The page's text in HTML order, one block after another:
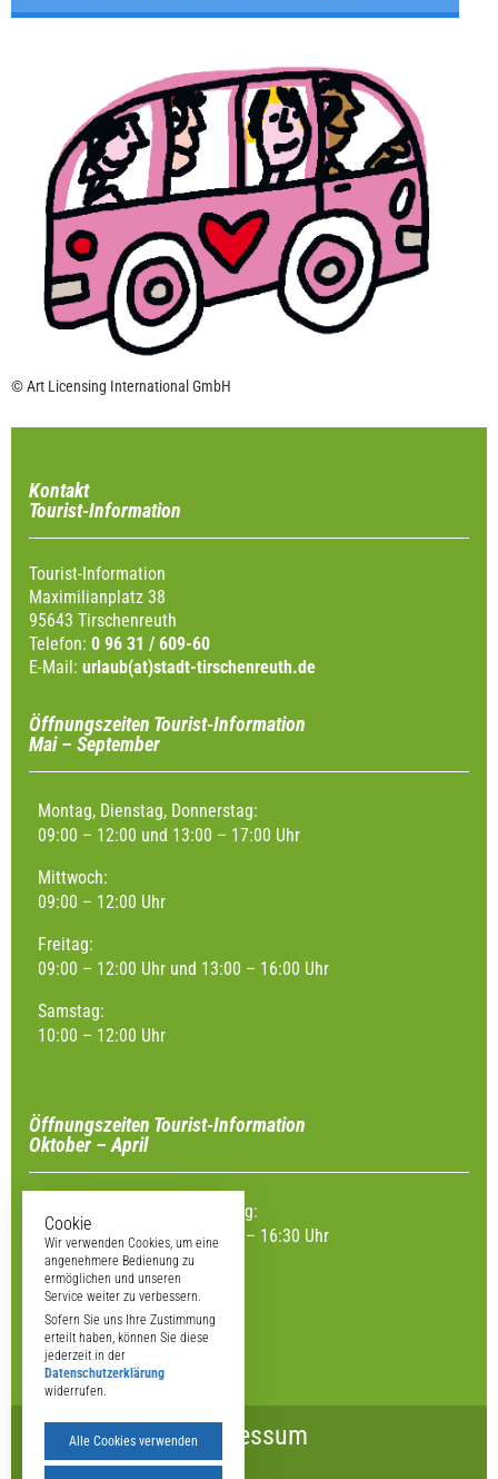
© Art Licensing International GmbH
Kontakt
Tourist-Information
Tourist-Information
Maximilianplatz 38
95643 Tirschenreuth
Telefon: 0 96 31 / 609-60
E-Mail: urlaub(at)stadt-tirschenreuth.de
Öffnungszeiten Tourist-Information
Mai – September
Montag, Dienstag, Donnerstag:
09:00 – 12:00 und 13:00 – 17:00 Uhr
Mittwoch:
09:00 – 12:00 Uhr
Freitag:
09:00 – 12:00 Uhr und 13:00 – 16:00 Uhr
Samstag:
10:00 – 12:00 Uhr
Öffnungszeiten Tourist-Information
Oktober – April
Montag, Dienstag, Donnerstag:
09:00 – 12:00 Uhr und 13:00 – 16:30 Uhr
Mittwoch, Freitag:
09:00 – 12:00 Uhr
Impressum
Cookie
Wir verwenden Cookies, um eine
angenehmere Bedienung zu
ermöglichen und unseren
Service weiter zu verbessern.
Sofern Sie uns Ihre Zustimmung
erteilt haben, können Sie diese
jederzeit in der
Datenschutzerklärung
widerrufen.
Alle Cookies verwenden